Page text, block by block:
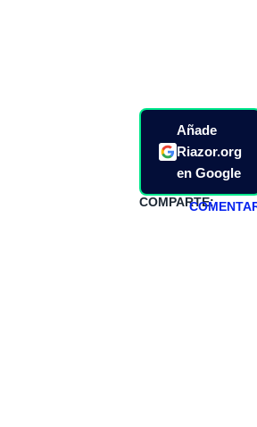
Añade
Riazor.org
en Google
COMPARTE: